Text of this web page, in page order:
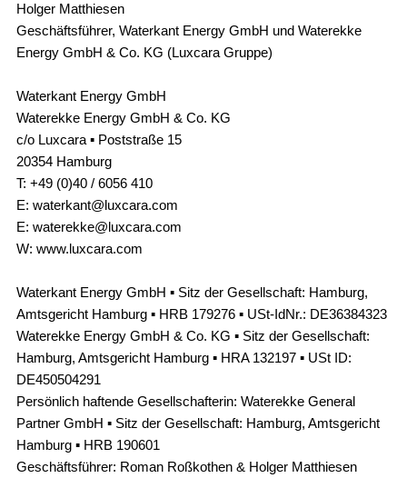
Holger Matthiesen
Geschäftsführer, Waterkant Energy GmbH und Waterekke
Energy GmbH & Co. KG (Luxcara Gruppe)
Waterkant Energy GmbH
Waterekke Energy GmbH & Co. KG
c/o Luxcara ▪ Poststraße 15
20354 Hamburg
T: +49 (0)40 / 6056 410
E: waterkant@luxcara.com
E: waterekke@luxcara.com
W: www.luxcara.com
Waterkant Energy GmbH ▪ Sitz der Gesellschaft: Hamburg,
Amtsgericht Hamburg ▪ HRB 179276 ▪ USt-IdNr.: DE36384323
Waterekke Energy GmbH & Co. KG ▪ Sitz der Gesellschaft:
Hamburg, Amtsgericht Hamburg ▪ HRA 132197 ▪ USt ID:
DE450504291
Persönlich haftende Gesellschafterin: Waterekke General
Partner GmbH ▪ Sitz der Gesellschaft: Hamburg, Amtsgericht
Hamburg ▪ HRB 190601
Geschäftsführer: Roman Roßkothen & Holger Matthiesen